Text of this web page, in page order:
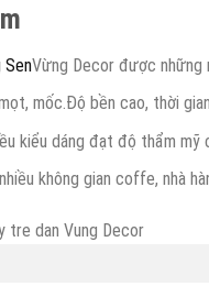
SenVừng Decor được những
mốc.Độ bền cao, thời
kiểu dáng đạt độ thẩm mỹ
không gian coffe, nhà